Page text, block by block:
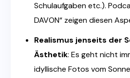
Schulaufgaben etc.).
DAVON“ zeigen diesen
Realismus jenseits der
Ästhetik: Es geht nicht
idyllische Fotos vom